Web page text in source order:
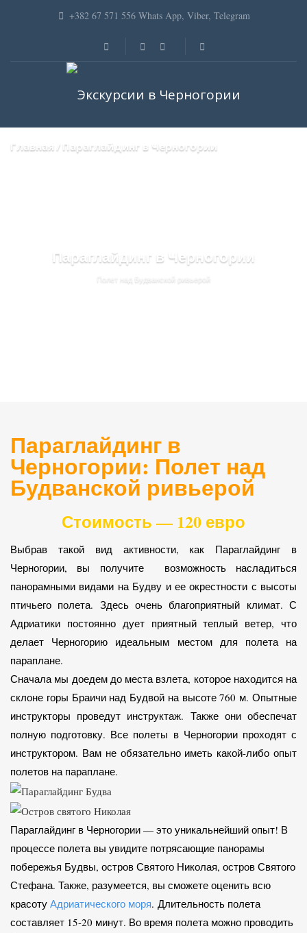
+382 67 571 556 Whats App, Viber, Telegram
Главная Параглайдинг в Черногории
Параглайдинг в Черногории
Полет над Будванской ривьерой
Параглайдинг в
Черногории: Полет над
Будванской ривьерой
Стоимость — 120 евро
Выбрав такой вид активности, как Параглайдинг в
Черногории, вы получите возможность насладиться
панорамными видами на Будву и ее окрестности с высоты
птичьего полета. Здесь очень благоприятный климат. С
Адриатики постоянно дует приятный теплый ветер, что
делает Черногорию идеальным местом для полета на
параплане.
Сначала мы доедем до места взлета, которое находится на
склоне горы Браичи над Будвой на высоте 760 м. Опытные
инструкторы проведут инструктаж. Также они обеспечат
полную подготовку. Все полеты в Черногории проходят с
инструктором. Вам не обязательно иметь какой-либо опыт
полетов на параплане.
Параглайдинг в Черногории — это уникальнейший опыт! В
процессе полета вы увидите потрясающие панорамы
побережья Будвы, остров Святого Николая, остров Святого
Стефана. Также, разумеется, вы сможете оценить всю
красоту Адриатического моря. Длительность полета
составляет 15-20 минут. Во время полета можно проводить